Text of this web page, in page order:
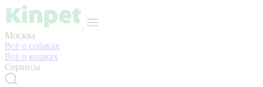
Москва
Всё о собаках
Всё о кошках
Сервисы